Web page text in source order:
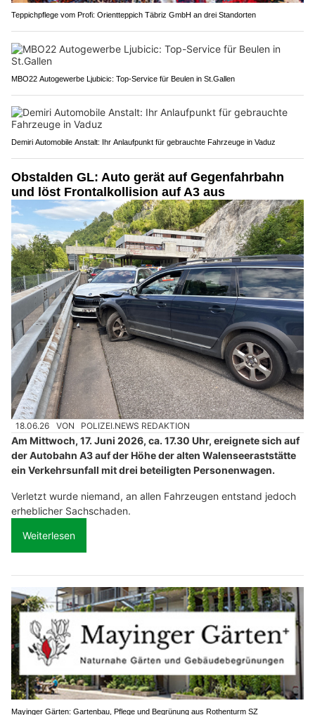
Teppichpflege vom Profi: Orientteppich Täbriz GmbH an drei Standorten
MBO22 Autogewerbe Ljubicic: Top-Service für Beulen in St.Gallen
Demiri Automobile Anstalt: Ihr Anlaufpunkt für gebrauchte Fahrzeuge in Vaduz
Obstalden GL: Auto gerät auf Gegenfahrbahn
und löst Frontalkollision auf A3 aus
18.06.26 VON POLIZEI.NEWS REDAKTION
Am Mittwoch, 17. Juni 2026, ca. 17.30 Uhr, ereignete sich auf
der Autobahn A3 auf der Höhe der alten Walenseeraststätte
ein Verkehrsunfall mit drei beteiligten Personenwagen.
Verletzt wurde niemand, an allen Fahrzeugen entstand jedoch
erheblicher Sachschaden.
Weiterlesen
Mayinger Gärten: Gartenbau, Pflege und Begrünung aus Rothenturm SZ